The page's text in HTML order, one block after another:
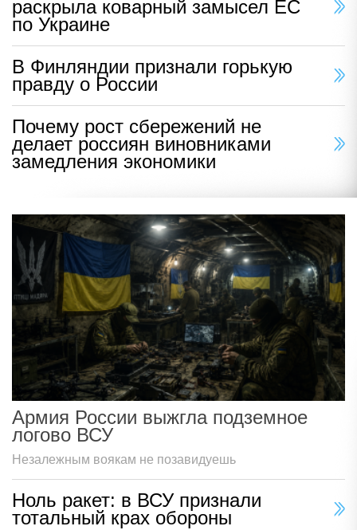
раскрыла коварный замысел ЕС
по Украине
В Финляндии признали горькую
правду о России
Почему рост сбережений не
делает россиян виновниками
замедления экономики
Армия России выжгла подземное
логово ВСУ
Незалежным воякам не позавидуешь
Ноль ракет: в ВСУ признали
тотальный крах обороны